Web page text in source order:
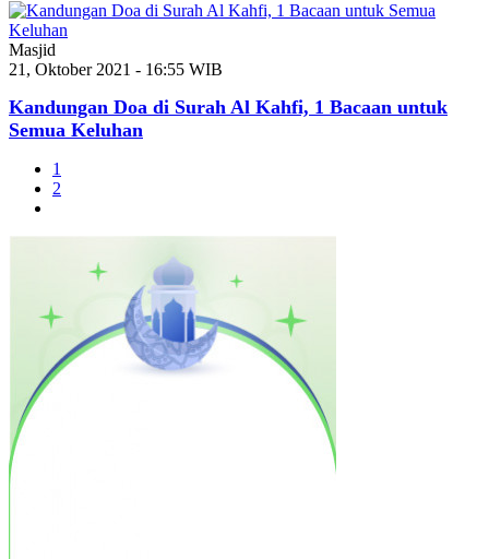
Masjid
21, Oktober 2021 - 16:55 WIB
Kandungan Doa di Surah Al Kahfi, 1 Bacaan untuk
Semua Keluhan
1
2